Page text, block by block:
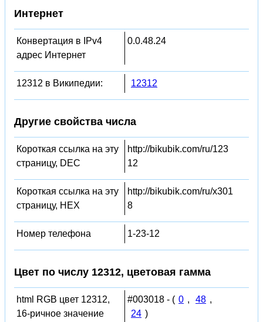
Интернет
Конвертация в IPv4
адрес Интернет
0.0.48.24
12312 в Википедии: 12312
Другие свойства числа
Короткая ссылка на эту
страницу, DEC
http://bikubik.com/ru/123
12
Короткая ссылка на эту
страницу, HEX
http://bikubik.com/ru/x301
8
Номер телефона 1-23-12
Цвет по числу 12312, цветовая гамма
html RGB цвет 12312,
16-ричное значение
#003018 - ( 0 , 48 ,
24 )